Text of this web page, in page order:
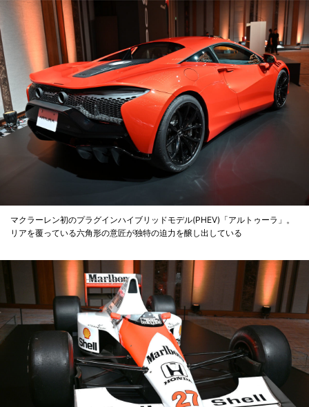
マクラーレン初のプラグインハイブリッドモデル(PHEV)「アルトゥーラ」。
リアを覆っている六角形の意匠が独特の迫力を醸し出している